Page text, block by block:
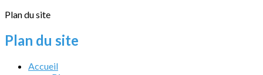
Plan du site
Plan du site
Accueil